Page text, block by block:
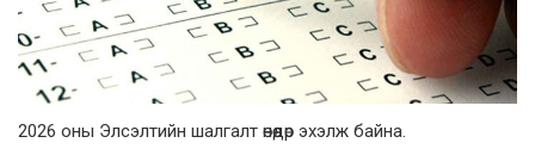
2026 оны Элсэлтийн шалгалт өнөөдөр эхэлж байна.